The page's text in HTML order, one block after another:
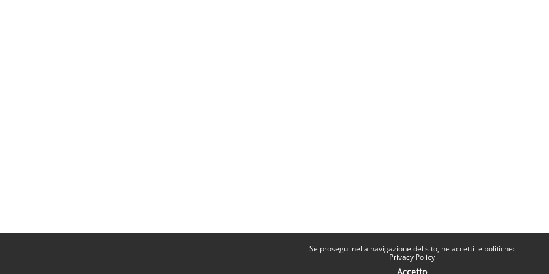
Se prosegui nella navigazione del sito, ne accetti le politiche:
Privacy Policy